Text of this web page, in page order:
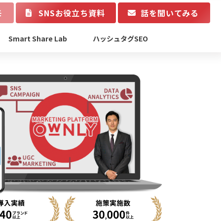
SNSお役立ち資料 話を聞いてみる
Smart Share Lab ハッシュタグSEO